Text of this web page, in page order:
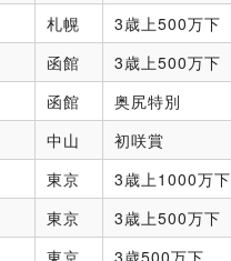
札幌 3歳上500万下
函館 3歳上500万下
函館 奥尻特別
中山 初咲賞
東京 3歳上1000万下
東京 3歳上500万下